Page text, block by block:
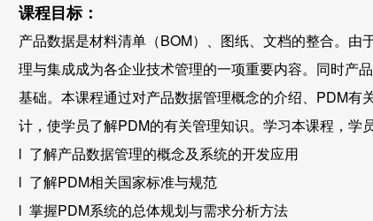
课程目标：
产品数据是材料清单（BOM）、图纸、文档的整合。
理与集成成为各企业技术管理的一项重要内容。同时产
基础。本课程通过对产品数据管理概念的介绍、PDM
计，使学员了解PDM的有关管理知识。学习本课程，学
l 了解产品数据管理的概念及系统的开发应用
l 了解PDM相关国家标准与规范
l 掌握PDM系统的总体规划与需求分析方法